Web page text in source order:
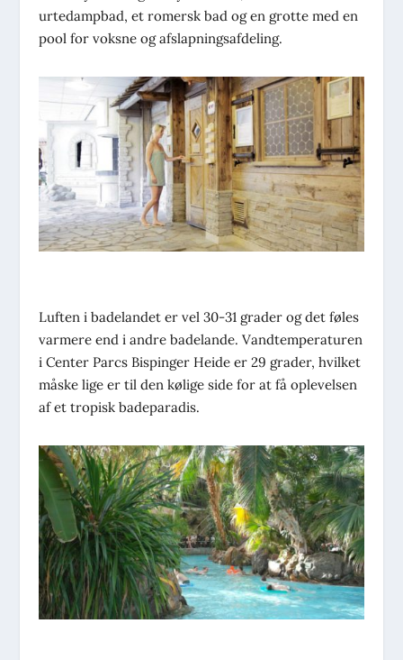
urtedampbad, et romersk bad og en grotte med en
pool for voksne og afslapningsafdeling.
Luften i badelandet er vel 30-31 grader og det føles
varmere end i andre badelande. Vandtemperaturen
i Center Parcs Bispinger Heide er 29 grader, hvilket
måske lige er til den kølige side for at få oplevelsen
af et tropisk badeparadis.